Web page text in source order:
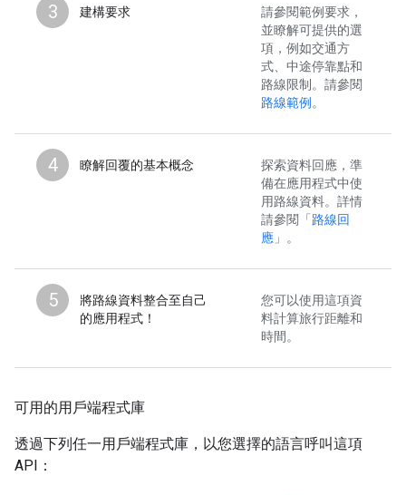
3 建構要求
請參閱範例要求，
並瞭解可提供的選
項，例如交通方
式、中途停靠點和
路線限制。請參閱
路線範例 。
4 瞭解回覆的基本概念
探索資料回應，準
備在應用程式中使
用路線資料。詳情
請參閱「 路線回
應 」。
5
將路線資料整合至自己
的應用程式！
您可以使用這項資
料計算旅行距離和
時間。
可用的用戶端程式庫
透過下列任一用戶端程式庫，以您選擇的語言呼叫這項
API：